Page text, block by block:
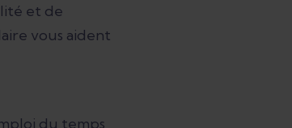
et de
vous aident
du temps